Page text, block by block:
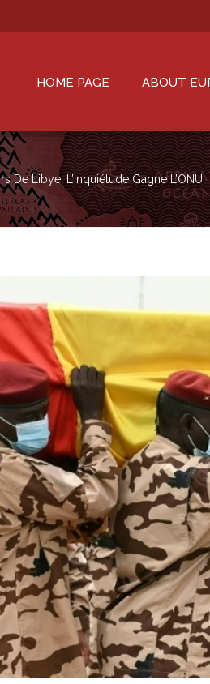
HOME PAGE ABOUT
De Libye: L’inquiétude Gagne L’ONU